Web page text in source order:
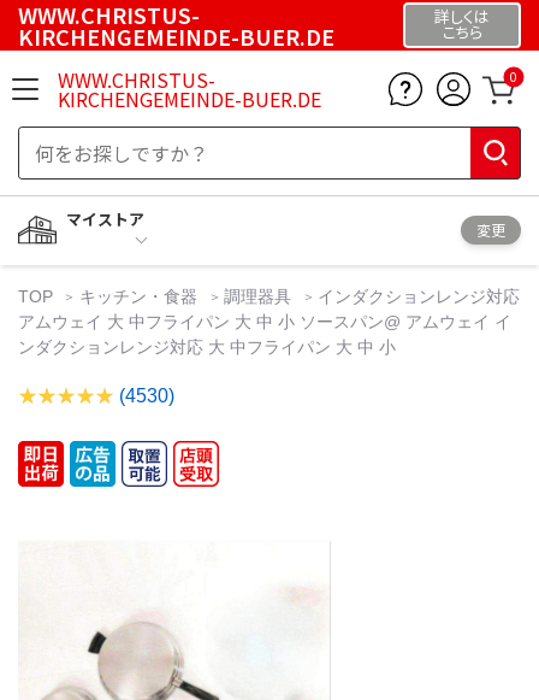
WWW.CHRISTUS-
KIRCHENGEMEINDE-BUER.DE
詳しくは
こちら
WWW.CHRISTUS-
KIRCHENGEMEINDE-BUER.DE
0
マイストア
変更
TOP キッチン・食器 調理器具
インダクションレンジ対応
アムウェイ 大 中フライパン 大 中 小 ソースパン@ アムウェイ イ
ンダクションレンジ対応 大 中フライパン 大 中 小
(4530)